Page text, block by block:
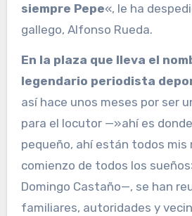
siempre Pepe«, le ha
gallego, Alfonso Rueda.
En la plaza que lleva el
legendario periodista
así hace unos meses por ser
para el locutor —»ahí es
pequeño, ahí están todos mis
comienzo de todos los
Domingo Castaño—, se han
familiares, autoridades y